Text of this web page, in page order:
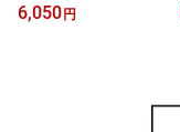
peep レディース 眼鏡 携
帯 持ち運び 女性 おしゃ
6,050円